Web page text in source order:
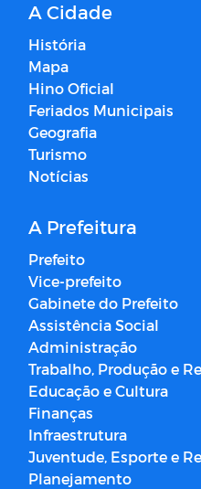
A Cidade
História
Mapa
Hino Oficial
Feriados Municipais
Geografia
Turismo
Notícias
A Prefeitura
Prefeito
Vice-prefeito
Gabinete do Prefeito
Assistência Social
Administração
Trabalho, Produção e
Educação e Cultura
Finanças
Infraestrutura
Juventude, Esporte e
Planejamento